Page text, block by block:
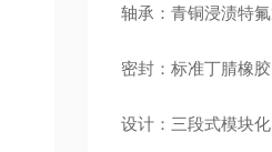
轴承：青铜浸渍特
密封：标准丁腈橡
设计：三段式模块